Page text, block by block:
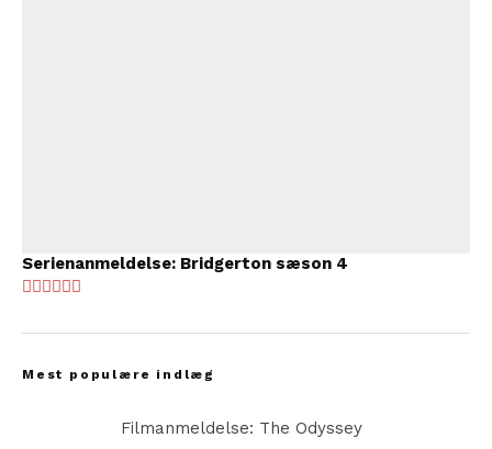
Serienanmeldelse: Bridgerton sæson 4
Mest populære indlæg
Filmanmeldelse: The Odyssey